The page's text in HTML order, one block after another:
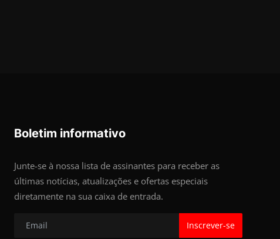
Boletim informativo
Junte-se à nossa lista de assinantes para receber as
últimas notícias, atualizações e ofertas especiais
diretamente na sua caixa de entrada.
Inscrever-se